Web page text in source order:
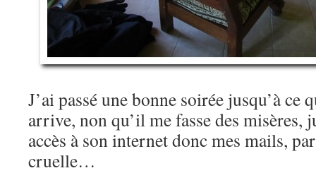
J’ai passé une bonne soirée jusqu’à ce
arrive, non qu’il me fasse des misères,
accès à son internet donc mes mails,
cruelle…